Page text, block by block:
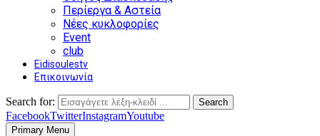
Περίεργα & Αστεία
Νέες κυκλοφορίες
Event
club
Eidisoulestv
Επικοινωνία
Search for: Search
FacebookTwitterInstagramYoutube
Primary Menu